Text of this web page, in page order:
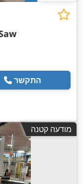
התקשר
מודעה קטנה